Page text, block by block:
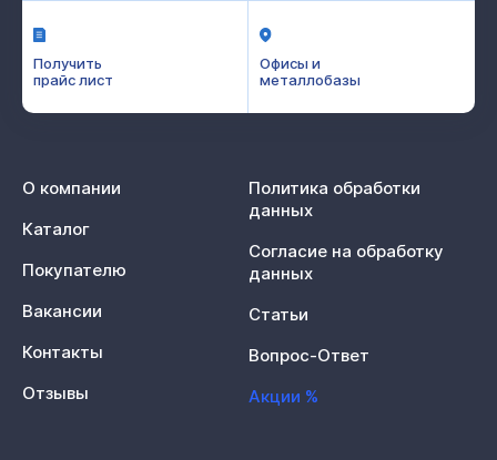
Получить
прайс лист
Офисы и
металлобазы
О компании
Каталог
Покупателю
Вакансии
Контакты
Отзывы
Политика обработки
данных
Согласие на обработку
данных
Статьи
Вопрос-Ответ
Акции %